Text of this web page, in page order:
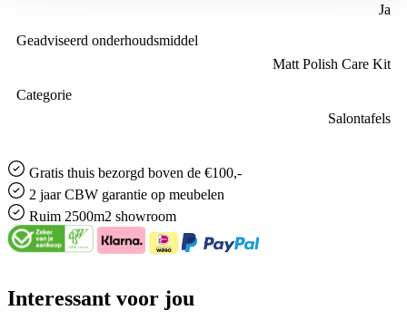
Ja
Geadviseerd onderhoudsmiddel
Matt Polish Care Kit
Categorie
Salontafels
Gratis thuis bezorgd boven de €100,-
2 jaar CBW garantie op meubelen
Ruim 2500m2 showroom
Interessant voor jou